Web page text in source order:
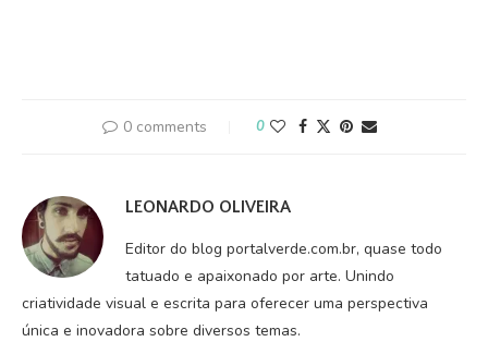
0 comments 0
LEONARDO OLIVEIRA
Editor do blog portalverde.com.br, quase todo
tatuado e apaixonado por arte. Unindo
criatividade visual e escrita para oferecer uma perspectiva
única e inovadora sobre diversos temas.